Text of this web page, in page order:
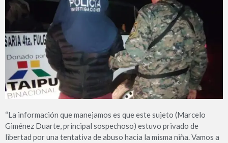
“La información que manejamos es que este sujeto (Marcelo
Giménez Duarte, principal sospechoso) estuvo privado de
libertad por una tentativa de abuso hacia la misma niña. Vamos a